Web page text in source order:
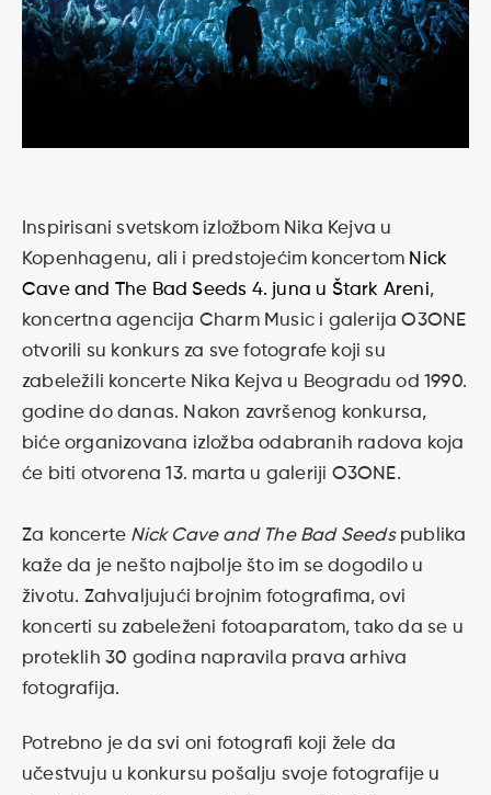
Inspirisani svetskom izložbom Nika Kejva u
Kopenhagenu, ali i predstojećim koncertom Nick
Cave and The Bad Seeds 4. juna u Štark Areni,
koncertna agencija Charm Music i galerija O3ONE
otvorili su konkurs za sve fotografe koji su
zabeležili koncerte Nika Kejva u Beogradu od 1990.
godine do danas. Nakon završenog konkursa,
biće organizovana izložba odabranih radova koja
će biti otvorena 13. marta u galeriji O3ONE.
Za koncerte Nick Cave and The Bad Seedspublika
kaže da je nešto najbolje što im se dogodilo u
životu. Zahvaljujući brojnim fotografima, ovi
koncerti su zabeleženi fotoaparatom, tako da se u
proteklih 30 godina napravila prava arhiva
fotografija.
Potrebno je da svi oni fotografi koji žele da
učestvuju u konkursu pošalju svoje fotografije u